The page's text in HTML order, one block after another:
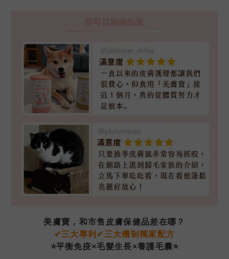
美膚寶，和市售皮膚保健品差在哪？
✔三大專利 ✔三大機制獨家配方
⭐平衡免疫×毛髮生長×養護毛囊⭐